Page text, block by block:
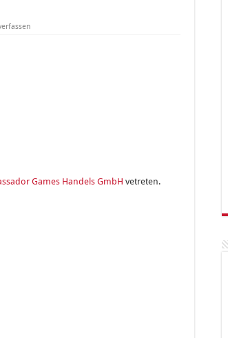
Games Handels GmbH vetreten.